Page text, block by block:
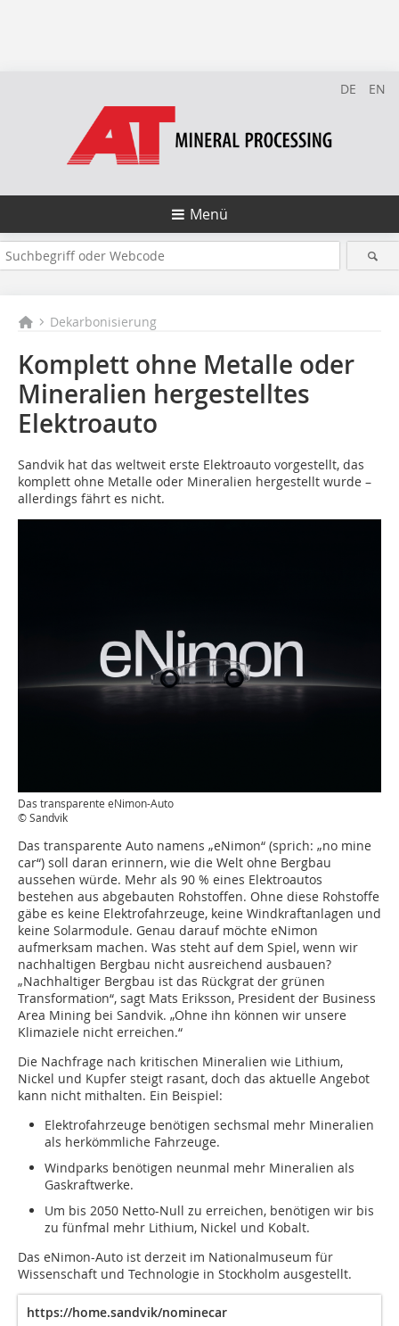
DE EN
Menü
Dekarbonisierung
Komplett ohne Metalle oder
Mineralien hergestelltes
Elektroauto
Sandvik hat das weltweit erste Elektroauto vorgestellt, das
komplett ohne Metalle oder Mineralien hergestellt wurde –
allerdings fährt es nicht.
Das transparente eNimon-Auto
© Sandvik
Das transparente Auto namens „eNimon“ (sprich: „no mine
car“) soll daran erinnern, wie die Welt ohne Bergbau
aussehen würde. Mehr als 90 % eines Elektroautos
bestehen aus abgebauten Rohstoffen. Ohne diese Rohstoffe
gäbe es keine Elektrofahrzeuge, keine Windkraftanlagen und
keine Solarmodule. Genau darauf möchte eNimon
aufmerksam machen. Was steht auf dem Spiel, wenn wir
nachhaltigen Bergbau nicht ausreichend ausbauen?
„Nachhaltiger Bergbau ist das Rückgrat der grünen
Transformation“, sagt Mats Eriksson, President der Business
Area Mining bei Sandvik. „Ohne ihn können wir unsere
Klimaziele nicht erreichen.“
Die Nachfrage nach kritischen Mineralien wie Lithium,
Nickel und Kupfer steigt rasant, doch das aktuelle Angebot
kann nicht mithalten. Ein Beispiel:
Elektrofahrzeuge benötigen sechsmal mehr Mineralien
als herkömmliche Fahrzeuge.
Windparks benötigen neunmal mehr Mineralien als
Gaskraftwerke.
Um bis 2050 Netto-Null zu erreichen, benötigen wir bis
zu fünfmal mehr Lithium, Nickel und Kobalt.
Das eNimon-Auto ist derzeit im Nationalmuseum für
Wissenschaft und Technologie in Stockholm ausgestellt.
https://home.sandvik/nominecar